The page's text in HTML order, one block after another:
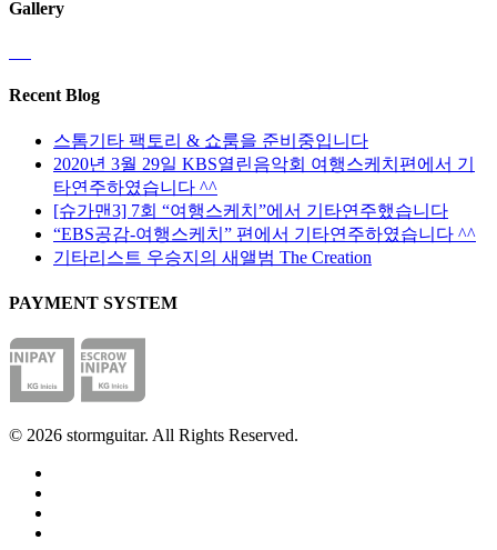
다
택
할
수
있
습
니
지
에
서
옵
션
을
택
다
Gallery
Recent Blog
스톰기타 팩토리 & 쇼룸을 준비중입니다
2020년 3월 29일 KBS열린음악회 여행스케치편에서 기
타연주하였습니다 ^^
[슈가맨3] 7회 “여행스케치”에서 기타연주했습니다
“EBS공감-여행스케치” 편에서 기타연주하였습니다 ^^
기타리스트 우승지의 새앨범 The Creation
PAYMENT SYSTEM
© 2026 stormguitar. All Rights Reserved.